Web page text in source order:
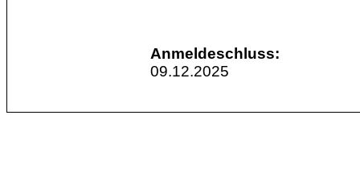
Anmeldeschluss:
09.12.2025